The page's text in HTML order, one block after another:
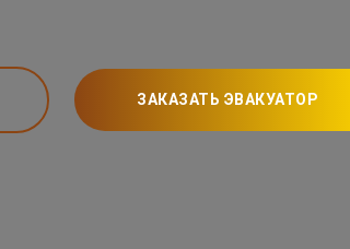
ЗАКАЗАТЬ ЭВАКУАТОР